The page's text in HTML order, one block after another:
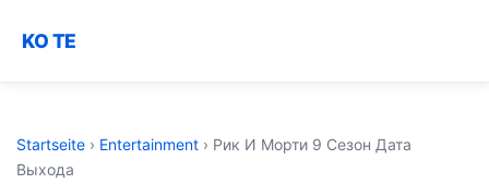
KO TE
Startseite › Entertainment › Рик И Морти 9 Сезон Дата
Выхода